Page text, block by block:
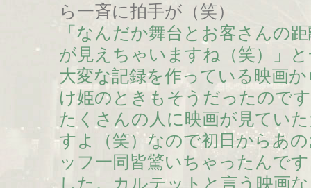
ら一斉に拍手が（笑）
「なんだか舞台とお客さんの
が見えちゃいますね（笑）」
大変な記録を作っている映画
け姫のときもそうだったので
たくさんの人に映画が見てい
すよ（笑）なので初日からあ
ッフ一同皆驚いちゃったんで
した。カルテットと言う映画